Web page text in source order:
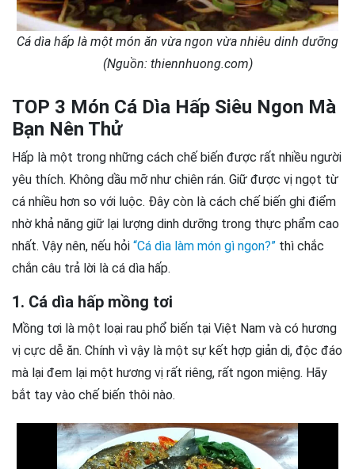
Cá dìa hấp là một món ăn vừa ngon vừa nhiêu dinh dưỡng
(Nguồn: thiennhuong.com)
TOP 3 Món Cá Dìa Hấp Siêu Ngon Mà
Bạn Nên Thử
Hấp là một trong những cách chế biến được rất nhiều người
yêu thích. Không dầu mỡ như chiên rán. Giữ được vị ngọt từ
cá nhiều hơn so với luộc. Đây còn là cách chế biến ghi điểm
nhờ khả năng giữ lại lượng dinh dưỡng trong thực phẩm cao
nhất. Vậy nên, nếu hỏi “Cá dìa làm món gì ngon?” thì chắc
chắn câu trả lời là cá dìa hấp.
1. Cá dìa hấp mồng tơi
Mồng tơi là một loại rau phổ biến tại Việt Nam và có hương
vị cực dễ ăn. Chính vì vậy là một sự kết hợp giản dị, độc đáo
mà lại đem lại một hương vị rất riêng, rất ngon miệng. Hãy
bắt tay vào chế biến thôi nào.